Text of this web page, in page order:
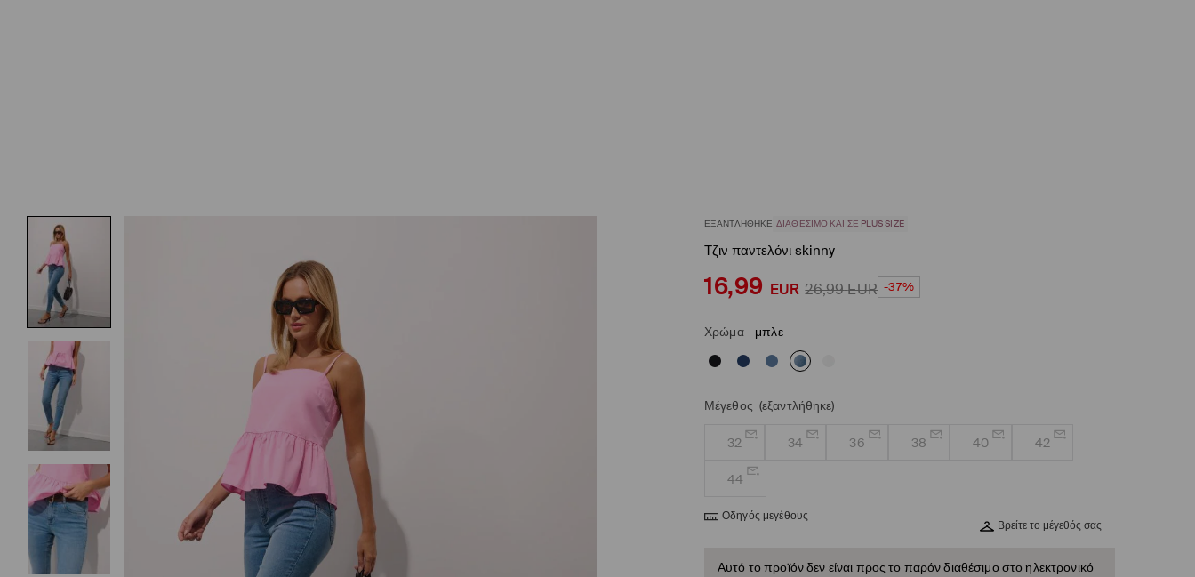
ΕΞΑΝΤΛΉΘΗΚΕ ΔΙΑΘΈΣΙΜΟ ΚΑΙ ΣΕ PLUS SIZE
Τζιν παντελόνι skinny
16,99 EUR 26,99EUR -37%
Χρώμα- μπλε
Μέγεθος (εξαντλήθηκε)
32 34 36 38 40 42
44
Οδηγός μεγέθους
Βρείτε το μέγεθός σας
Αυτό το προϊόν δεν είναι προς το παρόν διαθέσιμο στο ηλεκτρονικό